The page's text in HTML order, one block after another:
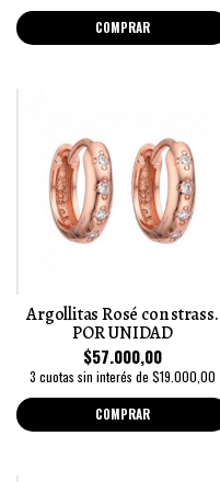
COMPRAR
Argollitas Rosé con strass.
POR UNIDAD
$57.000,00
3 cuotas sin interés de $19.000,00
COMPRAR